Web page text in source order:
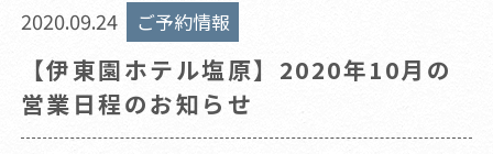
2020.09.24 ご予約情報
【伊東園ホテル塩原】2020年10月の
営業日程のお知らせ